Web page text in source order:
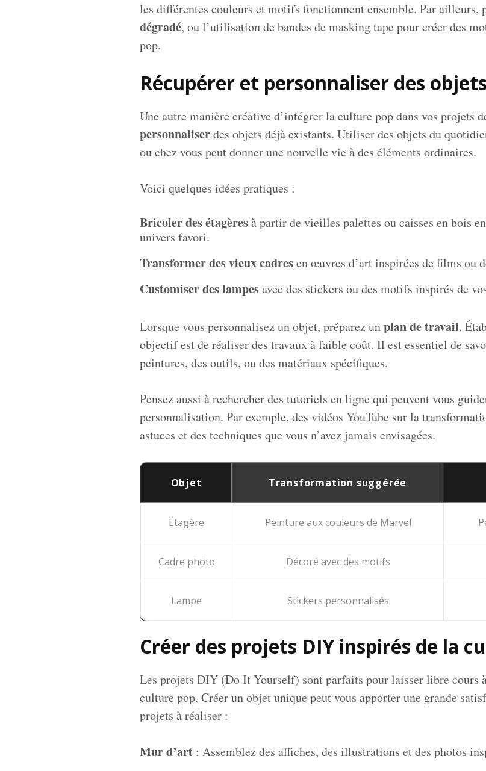
les différentes couleurs et motifs fonctionnent ensemble. Par ailleurs,
dégradé, ou l’utilisation de bandes de masking tape pour créer des
pop.
Récupérer et personnaliser des
Une autre manière créative d’intégrer la culture pop dans vos projets
personnaliserdes objets déjà existants. Utiliser des objets du
ou chez vous peut donner une nouvelle vie à des éléments ordinaires.
Voici quelques idées pratiques :
Bricoler des étagèresà partir de vieilles palettes ou caisses en bois
univers favori.
Transformer des vieux cadresen œuvres d’art inspirées de films ou
Customiser des lampesavec des stickers ou des motifs inspirés de
Lorsque vous personnalisez un objet, préparez unplan de travail.
objectif est de réaliser des travaux à faible coût. Il est essentiel de
peintures, des outils, ou des matériaux spécifiques.
Pensez aussi à rechercher des tutoriels en ligne qui peuvent vous
personnalisation. Par exemple, des vidéos YouTube sur la
astuces et des techniques que vous n’avez jamais envisagées.
Objet Transformation suggérée
Étagère Peinture aux couleurs de Marvel
Cadre photo Décoré avec des motifs
Lampe Stickers personnalisés
Créer des projets DIY inspirés de la
Les projets DIY (Do It Yourself) sont parfaits pour laisser libre cours
culture pop. Créer un objet unique peut vous apporter une grande
projets à réaliser :
Mur d’art : Assemblez des affiches, des illustrations et des photos